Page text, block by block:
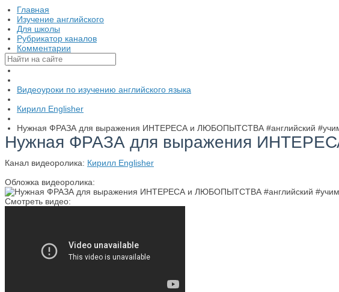
Главная
Изучение английского
Для школы
Рубрикатор каналов
Комментарии
Видеоуроки по изучению английского языка
Кирилл Englisher
Нужная ФРАЗА для выражения ИНТЕРЕСА и ЛЮБОПЫТСТВА #английский
Нужная ФРАЗА для выражения
Канал видеоролика: Кирилл Englisher
Обложка видеоролика:
Смотреть видео: